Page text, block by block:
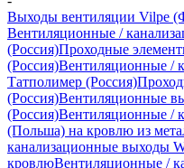
Выходы вентиляции Vilpe
Вентиляционные /
(Россия)Проходные
(Россия)Вентиляционные /
Татполимер (Россия)
(Россия)Вентиляционные
(Россия)Вентиляционные /
(Польша) на кровлю из
канализационные выходы
кровлюВентиляционные /